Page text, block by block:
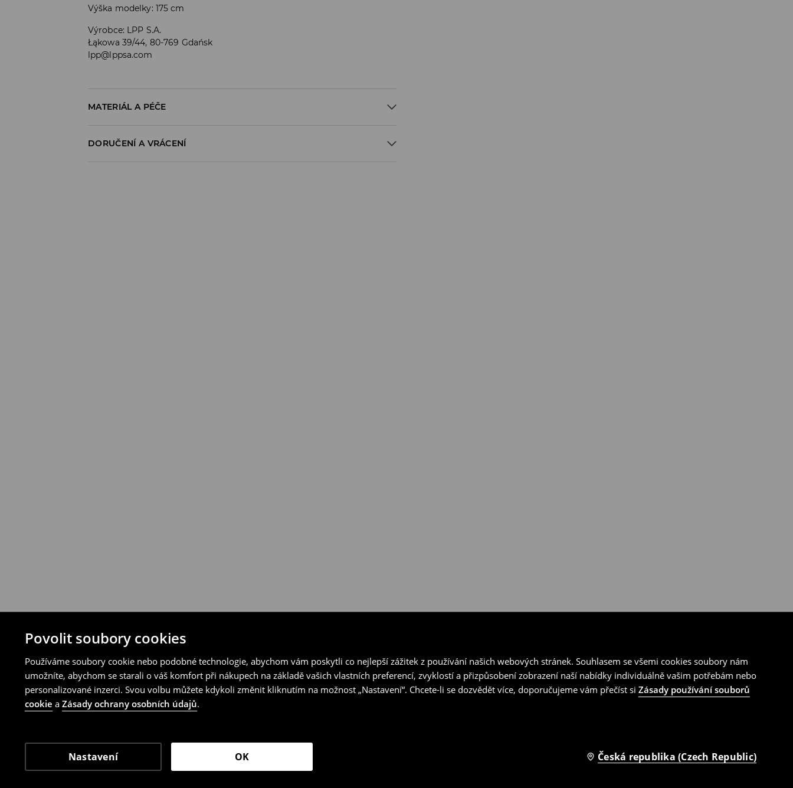
Povolit soubory cookies
Používáme soubory cookie nebo podobné technologie, abychom vám poskytli co nejlepší zážitek z používání našich webových stránek. Souhlasem se všemi cookies soubory nám
umožníte, abychom se starali o váš komfort při nákupech na základě vašich vlastních preferencí, zvyklostí a přizpůsobení zobrazení naší nabídky individuálně vašim potřebám nebo
personalizované inzerci. Svou volbu můžete kdykoli změnit kliknutím na možnost „Nastavení“. Chcete-li se dozvědět více, doporučujeme vám přečíst si Zásady používání souborů
cookie a Zásady ochrany osobních údajů.
Nastavení OK Česká republika (Czech Republic)
Výška modelky: 175 cm
Výrobce: LPP S.A.
Łąkowa 39/44, 80-769 Gdańsk
lpp@lppsa.com
MATERIÁL A PÉČE
PRVNÍ MATERIÁL : 100% BAVLNA
DORUČENÍ A VRÁCENÍ